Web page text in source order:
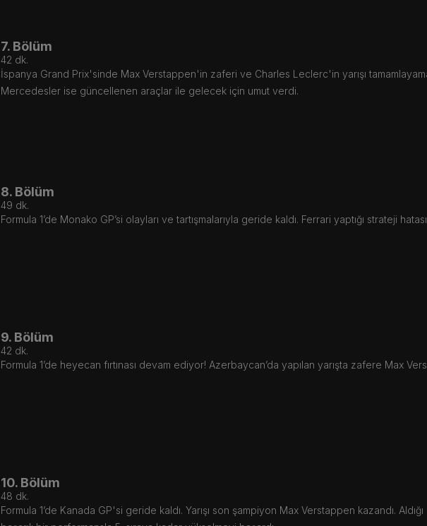
7. Bölüm
42 dk.
İspanya Grand Prix'sinde Max Verstappen'in zaferi ve Charles Leclerc'in yarışı
Mercedesler ise güncellenen araçlar ile gelecek için umut verdi.
8. Bölüm
49 dk.
Formula 1’de Monako GP’si olayları ve tartışmalarıyla geride kaldı. Ferrari yaptığı strateji
9. Bölüm
42 dk.
Formula 1’de heyecan fırtınası devam ediyor! Azerbaycan’da yapılan yarışta zafere Max
10. Bölüm
48 dk.
Formula 1’de Kanada GP'si geride kaldı. Yarışı son şampiyon Max Verstappen kazandı.